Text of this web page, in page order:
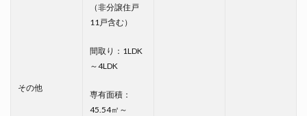
その他
（非分譲住戸
11戸含む）
間取り：1LDK
～4LDK
専有面積：
45.54㎡～